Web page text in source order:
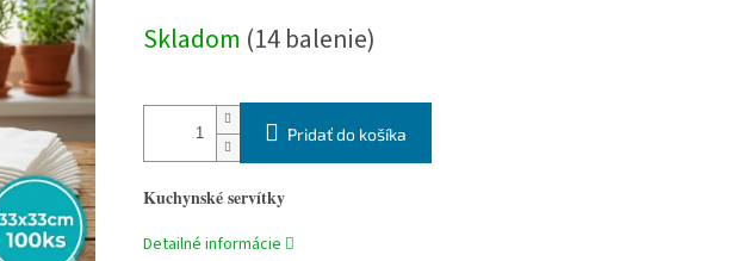
Skladom (14 balenie)
Pridať do košíka
Kuchynské servítky
Detailné informácie